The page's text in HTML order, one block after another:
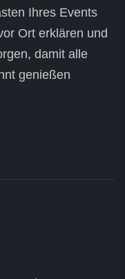
Ihres Events
Ort erklären und
damit alle
genießen